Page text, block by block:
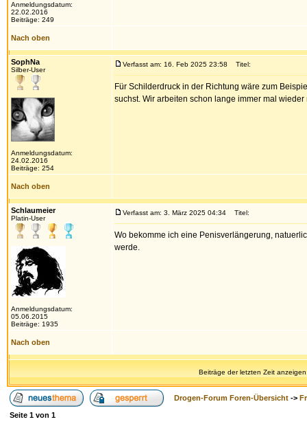
Anmeldungsdatum:
22.02.2016
Beiträge: 249
Nach oben
SophNa
Silber-User
Anmeldungsdatum:
24.02.2016
Beiträge: 254
Verfasst am: 16. Feb 2025 23:58 Titel:
Für Schilderdruck in der Richtung wäre zum
suchst. Wir arbeiten schon lange immer mal
Nach oben
Schlaumeier
Platin-User
Anmeldungsdatum:
05.06.2015
Beiträge: 1935
Verfasst am: 3. März 2025 04:34 Titel:
Wo bekomme ich eine Penisverlängerung,
werde.
Nach oben
Beiträge der letzten Zeit
Drogen-Forum Foren-Übersicht ->
Seite 1 von 1